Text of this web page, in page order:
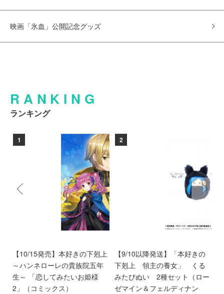
映画「氷血」公開記念グッズ
RANKING
ランキング
1
【10/15発売】本好きの下剋上
～ハンネローレの貴族院五年
生～ 「恋してみたいお姫様
2」（コミックス）
2
【9/10以降発送】「本好きの
下剋上 領主の養女」 くる
みたぴぬい 2種セット（ロー
ゼマイン＆フェルディナン